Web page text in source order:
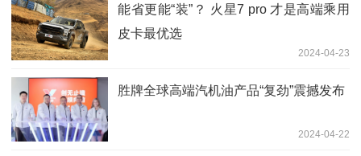
能省更能“装”？ 火星7 pro 才是高端乘用
皮卡最优选
2024-04-23
胜牌全球高端汽机油产品“复劲”震撼发布
2024-04-22